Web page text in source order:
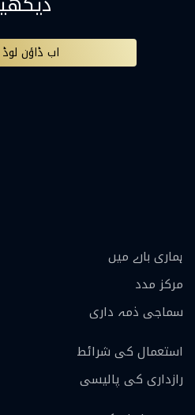
اب ڈاؤن
ہماری بارے ميں
مرکز مدد
سماجی ذمہ داری
استعمال کی شرائط
رازداری کی پالیسی